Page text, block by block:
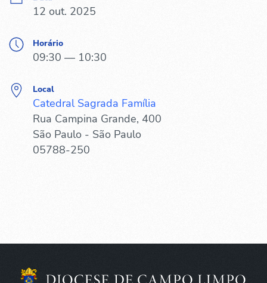
12 out. 2025
Horário
09:30 — 10:30
Local
Catedral Sagrada Família
Rua Campina Grande, 400
São Paulo - São Paulo
05788-250